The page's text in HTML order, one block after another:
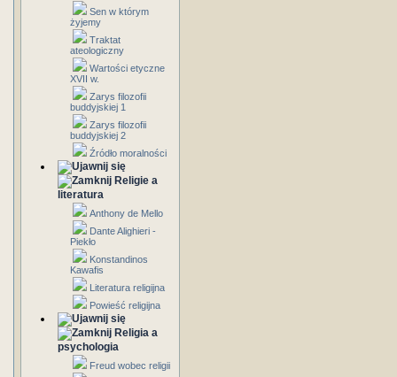
Sen w którym
żyjemy
Traktat
ateologiczny
Wartości etyczne
XVII w.
Zarys filozofii
buddyjskiej 1
Zarys filozofii
buddyjskiej 2
Źródło moralności
Religie a
literatura
Anthony de Mello
Dante Alighieri -
Piekło
Konstandinos
Kawafis
Literatura religijna
Powieść religijna
Religia a
psychologia
Freud wobec religii